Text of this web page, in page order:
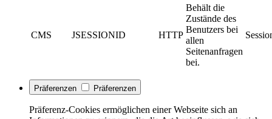
CMS JSESSIONID HTTP
Behält die
Zustände des
Benutzers bei
allen
Seitenanfragen
bei.
Präferenzen Präferenzen
Präferenz-Cookies ermöglichen einer Webseite sich an